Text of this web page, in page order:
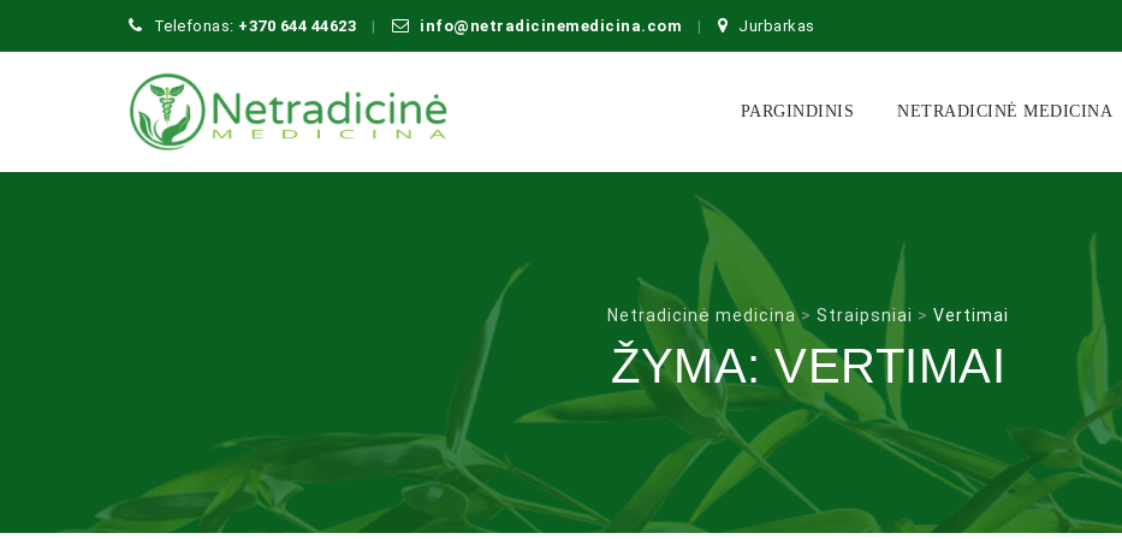
Telefonas: +370 644 44623 info@netradicinemedicina.com Jurbarkas
content
PARGINDINIS NETRADICINĖ MEDICINA
Netradicinė medicina> Straipsniai > Vertimai
ŽYMA:VERTIMAI